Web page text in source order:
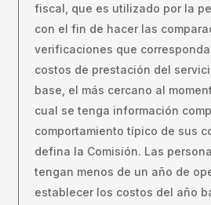
fiscal, que es utilizado por la
con el fin de hacer las
verificaciones que
costos de prestación del
base, el más cercano al
cual se tenga información
comportamiento típico de sus
defina la Comisión. Las
tengan menos de un año de
establecer los costos del año